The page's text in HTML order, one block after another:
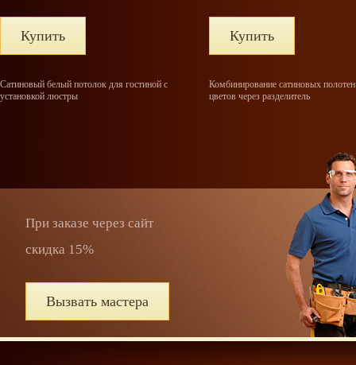
Купить
Сатиновый белый потолок для гостиной с
установкой люстры
Купить
Комбинирование сатиновых
цветов через разделитель
При заказе через сайт
скидка 15%
Вызвать мастера